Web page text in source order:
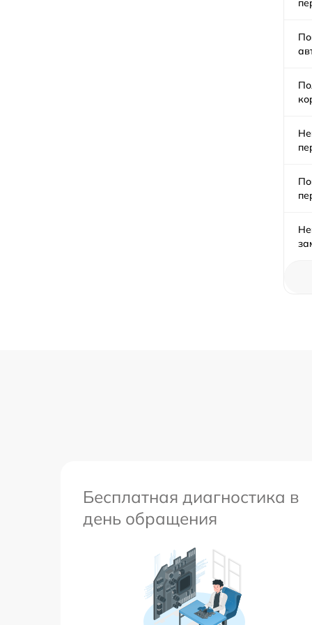
Бесплатная диагностика в
день обращения